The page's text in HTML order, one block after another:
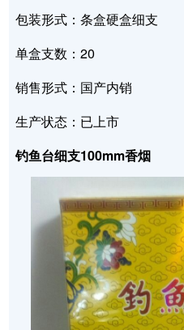
包装形式：条盒硬盒细支
单盒支数：20
销售形式：国产内销
生产状态：已上市
钓鱼台细支100mm香烟